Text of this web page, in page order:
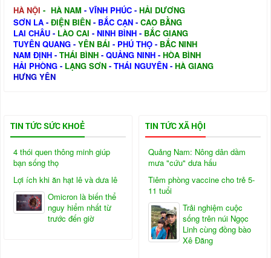
HÀ NỘI - HÀ NAM - VĨNH PHÚC - HẢI DƯƠNG
SƠN LA - ĐIỆN BIÊN - BẮC CẠN - CAO BẰNG
LAI CHÂU - LÀO CAI - NINH BÌNH - BẮC GIANG
TUYÊN QUANG - YÊN BÁI - PHÚ THỌ - BẮC NINH
NAM ĐỊNH - THÁI BÌNH - QUẢNG NINH - HÒA BÌNH
HẢI PHÒNG - LẠNG SƠN - THÁI NGUYÊN - HÀ GIANG
HƯNG YÊN
TIN TỨC SỨC KHOẺ
4 thói quen thông minh giúp
bạn sống thọ
Lợi ích khi ăn hạt lê và dưa lê
Omicron là biến thể
nguy hiểm nhất từ
trước đến giờ
TIN TỨC XÃ HỘI
Quảng Nam: Nông dân dầm
mưa "cứu" dưa hấu
Tiêm phòng vaccine cho trẻ 5-
11 tuổi
Trải nghiệm cuộc
sống trên núi Ngọc
Linh cùng đồng bào
Xê Đăng